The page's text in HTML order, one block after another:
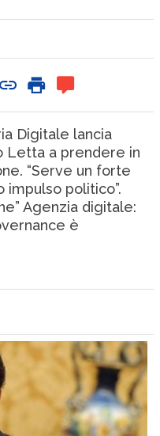
Digitale lancia
Letta a prendere in
“Serve un forte
politico”.
Agenzia digitale:
è